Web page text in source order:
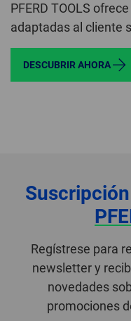
PFERD TOOLS
adaptadas al cliente
DESCUBRIR AHORA
Regístrese para
newsletter y
novedades
promociones